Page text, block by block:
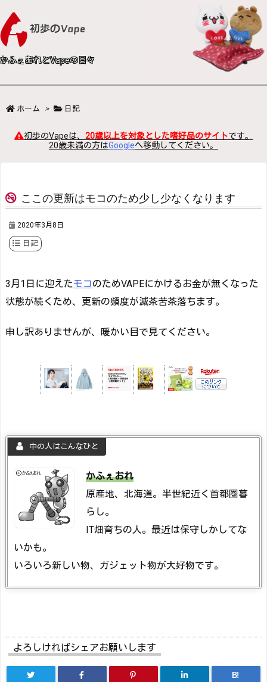
かふぇおれとVapeの日々
ホーム > 日記
初歩のVapeは、 20歳以上を対象とした嗜好品のサイトです。
20歳未満の方はGoogleへ移動してください。
ここの更新はモコのため少し少なくなります
2020年3月8日
日記
3月1日に迎えたモコのためVAPEにかけるお金が無くなった
状態が続くため、更新の頻度が滅茶苦茶落ちます。
申し訳ありませんが、暖かい目で見てください。
中の人はこんなひと
かふぇおれ
原産地、北海道。半世紀近く首都圏暮
らし。
IT畑育ちの人。最近は保守しかしてな
いかも。
いろいろ新しい物、ガジェット物が大好物です。
よろしければシェアお願いします
B!